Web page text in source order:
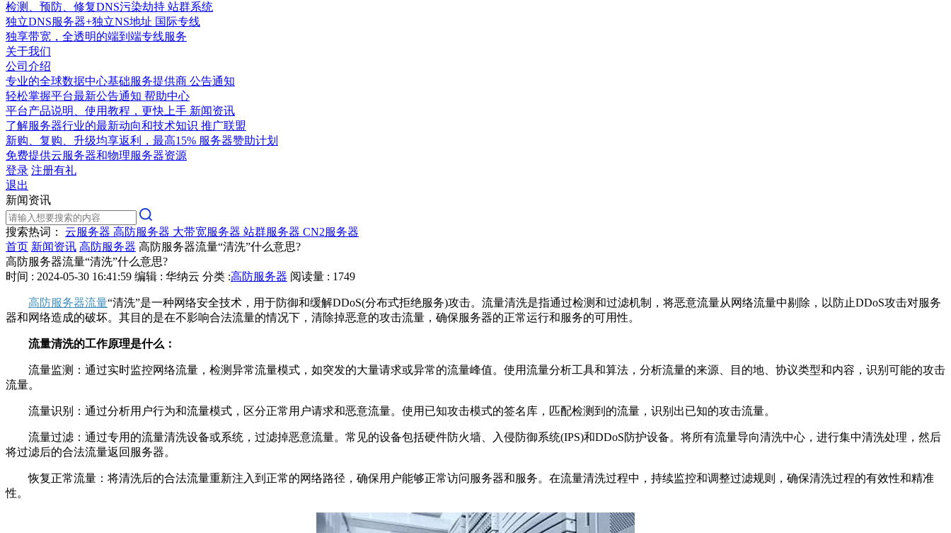
检测、预防、修复DNS污染劫持 站群系统
独立DNS服务器+独立NS地址 国际专线
独享带宽，全透明的端到端专线服务
关于我们
公司介绍
专业的全球数据中心基础服务提供商 公告通知
轻松掌握平台最新公告通知 帮助中心
平台产品说明、使用教程，更快上手 新闻资讯
了解服务器行业的最新动向和技术知识 推广联盟
新购、复购、升级均享返利，最高15% 服务器赞助计划
免费提供云服务器和物理服务器资源
登录 注册有礼
退出
新闻资讯
搜索热词： 云服务器 高防服务器 大带宽服务器 站群服务器 CN2服务器
首页 新闻资讯 高防服务器 高防服务器流量“清洗”什么意思?
高防服务器流量“清洗”什么意思?
时间 : 2024-05-30 16:41:59 编辑 : 华纳云 分类 :高防服务器 阅读量 : 1749
高防服务器流量“清洗”是一种网络安全技术，用于防御和缓解DDoS(分布式拒绝服务)攻击。流量清洗是指通过检测和过滤机制，将恶意流量从网络流量中剔除，以防止DDoS攻击对服务
器和网络造成的破坏。其目的是在不影响合法流量的情况下，清除掉恶意的攻击流量，确保服务器的正常运行和服务的可用性。
流量清洗的工作原理是什么：
流量监测：通过实时监控网络流量，检测异常流量模式，如突发的大量请求或异常的流量峰值。使用流量分析工具和算法，分析流量的来源、目的地、协议类型和内容，识别可能的攻击
流量。
流量识别：通过分析用户行为和流量模式，区分正常用户请求和恶意流量。使用已知攻击模式的签名库，匹配检测到的流量，识别出已知的攻击流量。
流量过滤：通过专用的流量清洗设备或系统，过滤掉恶意流量。常见的设备包括硬件防火墙、入侵防御系统(IPS)和DDoS防护设备。将所有流量导向清洗中心，进行集中清洗处理，然后
将过滤后的合法流量返回服务器。
恢复正常流量：将清洗后的合法流量重新注入到正常的网络路径，确保用户能够正常访问服务器和服务。在流量清洗过程中，持续监控和调整过滤规则，确保清洗过程的有效性和精准
性。